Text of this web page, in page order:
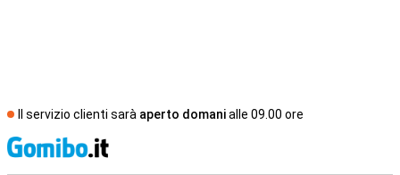
Il servizio clienti sarà aperto domanialle 09.00 ore